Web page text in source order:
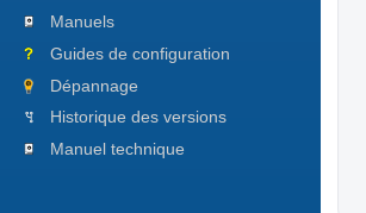
Manuels
Guides de configuration
Dépannage
Historique des versions
Manuel technique